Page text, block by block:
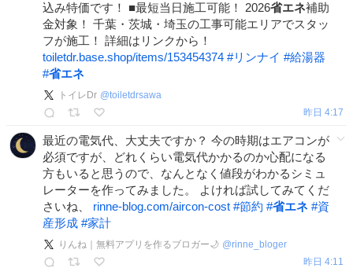
込み特価です！ ■最短当日施工可能！ 2026省エネ補助
金対象！ 千葉・茨城・埼玉の工事可能エリアでスタッ
フが施工！ 詳細はリンクから！
toiletdr.base.shop/items/153454374 #リンナイ #給湯器
#省エネ
トイレDr @toiletdrsawa
昨日 4:17
最近の電気代、大丈夫ですか？ 今の時期はエアコンが
必須ですが、どれくらい電気代かかるのか心配になる
方もいると思うので、なんとなく値段がわかるシミュ
レーターを作ってみました。 よければ試してみてくだ
さいね、 rinne-blog.com/aircon-cost #節約 #省エネ #資
産形成 #家計
りんね｜無料アプリを作るブロガー🌙 @rinne_bloger
昨日 4:11